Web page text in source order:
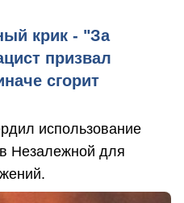
крик - "За
призвал
сгорит
использование
Незалежной для